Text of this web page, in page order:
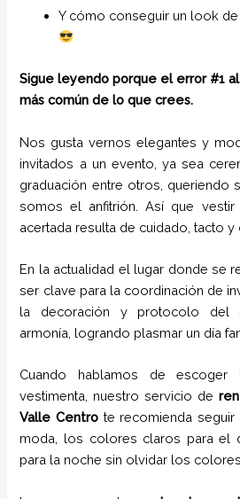
Y cómo conseguir un look
Sigue leyendo porque el error #1
más común de lo que crees.
Nos gusta vernos elegantes y
invitados a un evento, ya sea
graduación entre otros, queriendo
somos el anfitrión. Así que
acertada resulta de cuidado, tacto y
En la actualidad el lugar donde se
ser clave para la coordinación de
la decoración y protocolo del
armonía, logrando plasmar un día
Cuando hablamos de
vestimenta, nuestro servicio de
Valle Centro te recomienda seguir
moda, los colores claros para el
para la noche sin olvidar los